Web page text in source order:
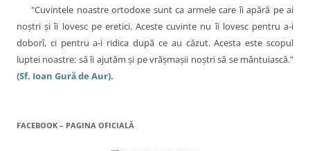
"Cuvintele noastre ortodoxe sunt ca armele care îi apără pe ai
noştri şi îi lovesc pe eretici. Aceste cuvinte nu îi lovesc pentru a-i
doborî, ci pentru a-i ridica după ce au căzut. Acesta este scopul
luptei noastre: să îi ajutăm şi pe vrăşmaşii noştri să se mântuiască."
(Sf. Ioan Gură de Aur).
FACEBOOK – PAGINA OFICIALĂ